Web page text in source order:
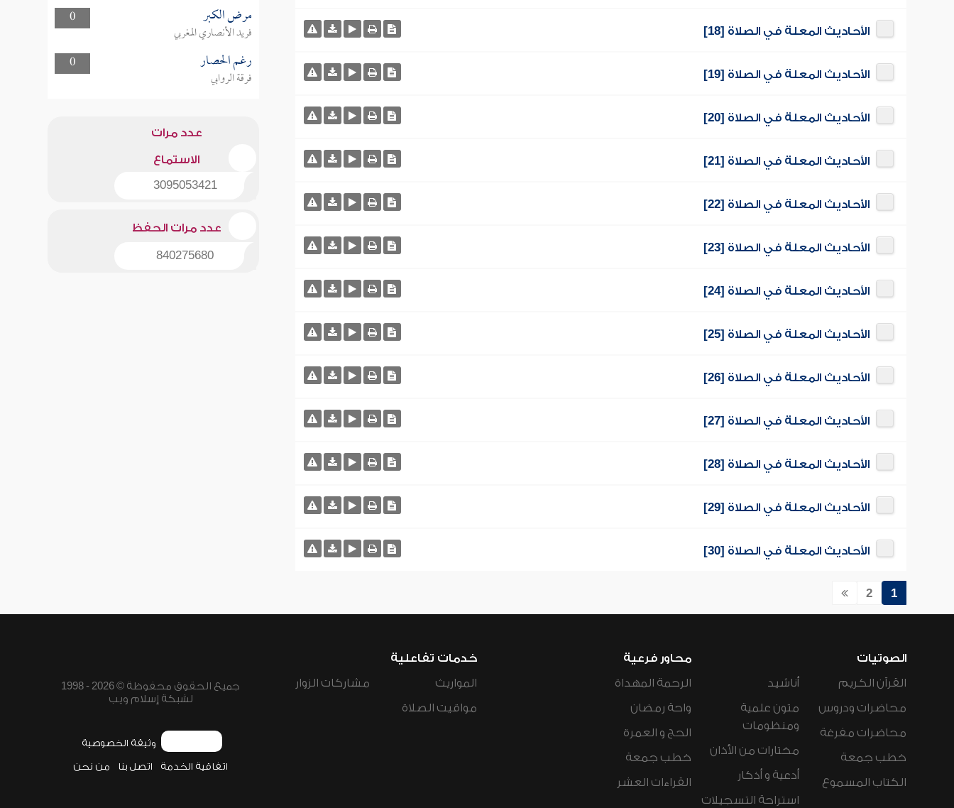
الأحاديث المعلة في الصلاة [18]
الأحاديث المعلة في الصلاة [19]
الأحاديث المعلة في الصلاة [20]
الأحاديث المعلة في الصلاة [21]
الأحاديث المعلة في الصلاة [22]
الأحاديث المعلة في الصلاة [23]
الأحاديث المعلة في الصلاة [24]
الأحاديث المعلة في الصلاة [25]
الأحاديث المعلة في الصلاة [26]
الأحاديث المعلة في الصلاة [27]
الأحاديث المعلة في الصلاة [28]
الأحاديث المعلة في الصلاة [29]
الأحاديث المعلة في الصلاة [30]
1
2
0
مرض الكبر
فريد الأنصاري المغربي
0
رغم الحصار
فرقة الروابي
عدد مرات
الاستماع
3095053421
عدد مرات الحفظ
840275680
الصوتيات
القرآن الكريم
محاضرات ودروس
محاضرات مفرغة
خطب جمعة
الكتاب المسموع
أناشيد
متون علمية
ومنظومات
مختارات من الأذان
أدعية و أذكار
استراحة التسجيلات
محاور فرعية
الرحمة المهداة
واحة رمضان
الحج و العمرة
خطب جمعة
القراءات العشر
خدمات تفاعلية
المواريث
مواقيت الصلاة
مشاركات الزوار
جميع الحقوق محفوظة © 2026 - 1998
لشبكة إسلام ويب
وثيقة الخصوصية
اتفاقية الخدمة اتصل بنا من نحن